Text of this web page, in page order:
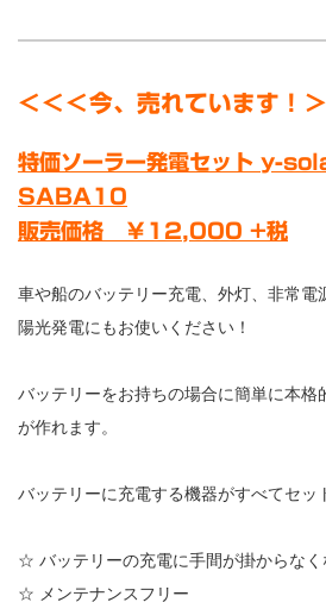
＜＜＜今、売れています！
特価ソーラー発電セット y-
SABA10
販売価格 ￥12,000 +税
車や船のバッテリー充電、外灯、非常電
陽光発電にもお使いください！
バッテリーをお持ちの場合に簡単に本格
が作れます。
バッテリーに充電する機器がすべてセッ
☆ バッテリーの充電に手間が掛からなく
☆ メンテナンスフリー